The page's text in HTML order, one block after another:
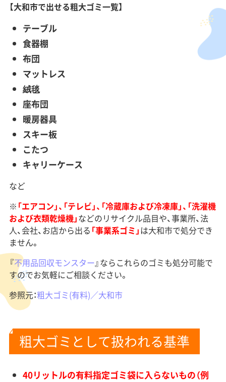
【大和市で出せる粗大ゴミ一覧】
テーブル
食器棚
布団
マットレス
絨毯
座布団
暖房器具
スキー板
こたつ
キャリーケース
など
※ 「エアコン」、「テレビ」、「冷蔵庫および冷凍庫」、「洗濯機
および衣類乾燥機」などのリサイクル品目や、事業所、法
人、会社、お店から出る 「事業系ゴミ」 は大和市で処分でき
ません。
『不用品回収モンスター』ならこれらのゴミも処分可能で
すのでお気軽にご相談ください。
参照元：粗大ゴミ(有料)／大和市
粗大ゴミとして扱われる基準
40リットルの有料指定ゴミ袋に入らないもの（例